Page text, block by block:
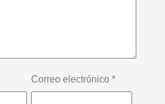
Correo electrónico *